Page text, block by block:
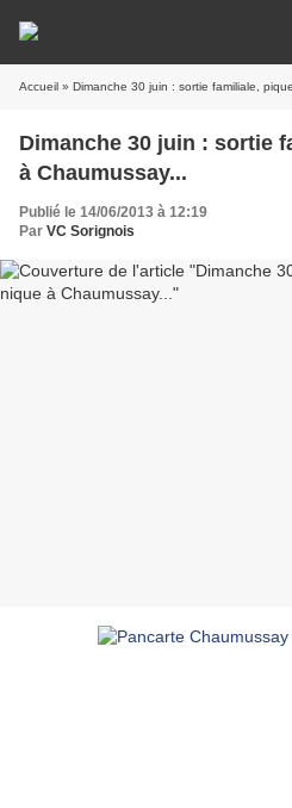
Accueil » Dimanche 30 juin : sortie familiale,
Dimanche 30 juin : sortie
à Chaumussay...
Publié le 14/06/2013 à 12:19
Par VC Sorignois